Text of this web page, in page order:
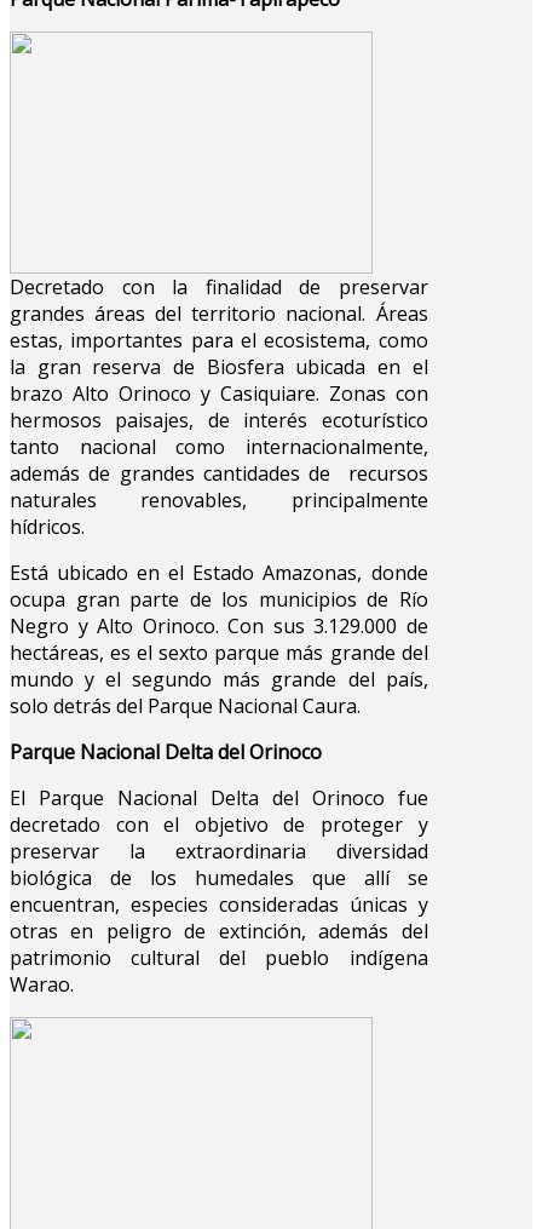
Decretado con la finalidad de preservar
grandes áreas del territorio nacional. Áreas
estas, importantes para el ecosistema, como
la gran reserva de Biosfera ubicada en el
brazo Alto Orinoco y Casiquiare. Zonas con
hermosos paisajes, de interés ecoturístico
tanto nacional como internacionalmente,
además de grandes cantidades de recursos
naturales renovables, principalmente
hídricos.
Está ubicado en el Estado Amazonas, donde
ocupa gran parte de los municipios de Río
Negro y Alto Orinoco. Con sus 3.129.000 de
hectáreas, es el sexto parque más grande del
mundo y el segundo más grande del país,
solo detrás del Parque Nacional Caura.
Parque Nacional Delta del Orinoco
El Parque Nacional Delta del Orinoco fue
decretado con el objetivo de proteger y
preservar la extraordinaria diversidad
biológica de los humedales que allí se
encuentran, especies consideradas únicas y
otras en peligro de extinción, además del
patrimonio cultural del pueblo indígena
Warao.